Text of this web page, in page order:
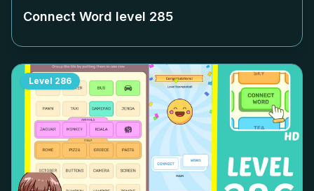
Connect Word level 285
Level 286